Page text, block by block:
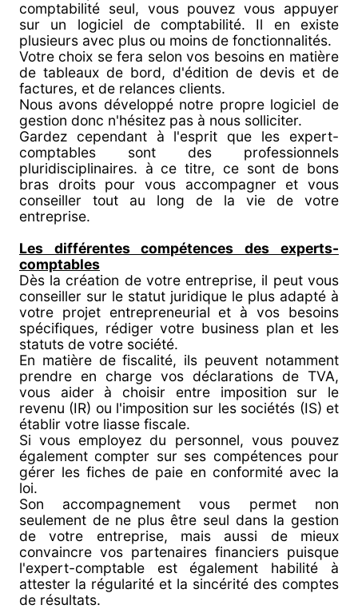
comptabilité seul, vous pouvez vous appuyer
sur un logiciel de comptabilité. Il en existe
plusieurs avec plus ou moins de fonctionnalités.
Votre choix se fera selon vos besoins en matière
de tableaux de bord, d'édition de devis et de
factures, et de relances clients.
Nous avons développé notre propre logiciel de
gestion donc n'hésitez pas à nous solliciter.
Gardez cependant à l'esprit que les expert-
comptables sont des professionnels
pluridisciplinaires. à ce titre, ce sont de bons
bras droits pour vous accompagner et vous
conseiller tout au long de la vie de votre
entreprise.
Les différentes compétences des experts-
comptables
Dès la création de votre entreprise, il peut vous
conseiller sur le statut juridique le plus adapté à
votre projet entrepreneurial et à vos besoins
spécifiques, rédiger votre business plan et les
statuts de votre société.
En matière de fiscalité, ils peuvent notamment
prendre en charge vos déclarations de TVA,
vous aider à choisir entre imposition sur le
revenu (IR) ou l'imposition sur les sociétés (IS) et
établir votre liasse fiscale.
Si vous employez du personnel, vous pouvez
également compter sur ses compétences pour
gérer les fiches de paie en conformité avec la
loi.
Son accompagnement vous permet non
seulement de ne plus être seul dans la gestion
de votre entreprise, mais aussi de mieux
convaincre vos partenaires financiers puisque
l'expert-comptable est également habilité à
attester la régularité et la sincérité des comptes
de résultats.